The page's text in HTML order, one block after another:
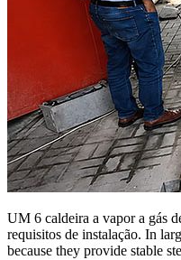
UM 6 caldeira a vapor a gás
requisitos de instalação. In
because they provide stable